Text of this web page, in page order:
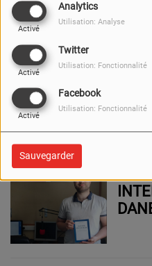
Analytics
Activé
Utilisation: Analyse
Twitter
Activé
Utilisation: Fonctionnalité
Facebook
Activé
Utilisation: Fonctionnalité
Sauvegarder